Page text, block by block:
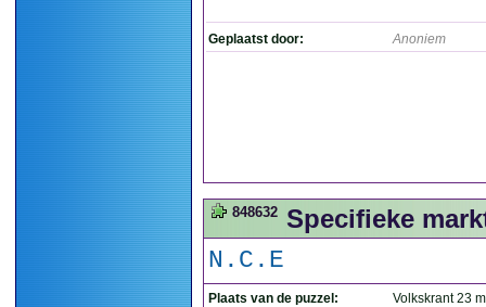
Geplaatst door: Anoniem
848632 Specifieke
N.C.E
Plaats van de puzzel:
Volkskrant 23